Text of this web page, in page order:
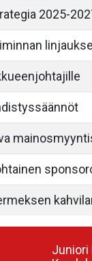
2025-
Juniori